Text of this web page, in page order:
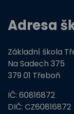
Adresa
Základní škola
Na Sadech 375
379 01 Třeboň
IČ: 60816872
DIČ: CZ60816872